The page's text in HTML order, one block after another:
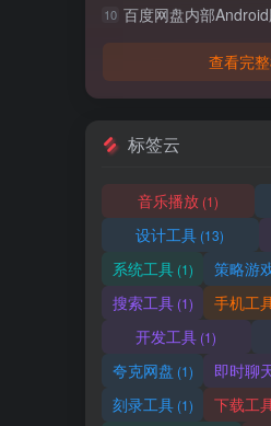
10 百度网盘内部
查看完
标签云
音乐播放 (1)
设计工具 (13)
系统工具(1) 策略游
搜索工具(1) 手机工
开发工具 (1)
夸克网盘 (1) 即时聊
刻录工具(1) 下载工